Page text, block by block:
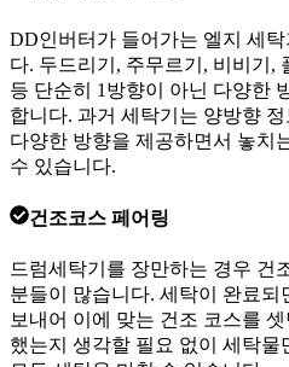
DD인버터가 들어가는 엘지 세
다. 두드리기, 주무르기, 비비기,
등 단순히 1방향이 아닌 다양한
합니다. 과거 세탁기는 양방향
다양한 방향을 제공하면서 놓치
수 있습니다.
건조코스 페어링
드럼세탁기를 장만하는 경우 건
분들이 많습니다. 세탁이 완료
보내어 이에 맞는 건조 코스를
했는지 생각할 필요 없이 세탁물